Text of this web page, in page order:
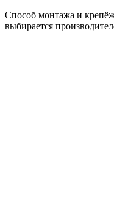
Способ монтажа и
выбирается